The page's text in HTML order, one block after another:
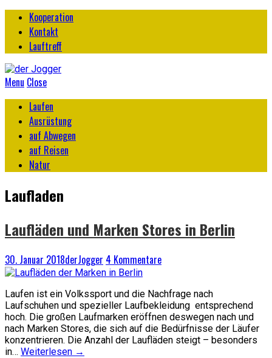
Kooperation
Kontakt
Lauftreff
Menu Close
Laufen
Ausrüstung
auf Abwegen
auf Reisen
Natur
Laufladen
Laufläden und Marken Stores in Berlin
30. Januar 2018derJogger 4 Kommentare
Laufen ist ein Volkssport und die Nachfrage nach
Laufschuhen und spezieller Laufbekleidung entsprechend
hoch. Die großen Laufmarken eröffnen deswegen nach und
nach Marken Stores, die sich auf die Bedürfnisse der Läufer
konzentrieren. Die Anzahl der Laufläden steigt – besonders
in… Weiterlesen →